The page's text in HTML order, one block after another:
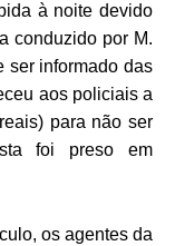
à noite devido
conduzido por M.
ser informado das
aos policiais a
para não ser
foi preso em
os agentes da